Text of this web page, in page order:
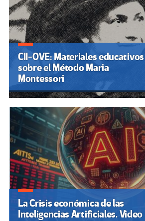
CII-OVE: Materiales educativos
sobre el Método Maria
Montessori
La Crisis económica de las
Inteligencias Artificiales. Video